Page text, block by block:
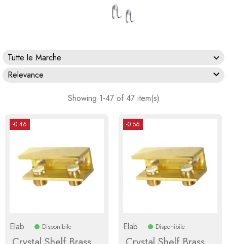
Tutte le Marche
Relevance

Showing 1-47 of 47 item(s)
-0.46
Elab Disponibile
-0.56
Elab Disponibile